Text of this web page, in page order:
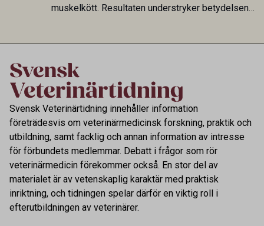
muskelkött. Resultaten understryker betydelsen
Svensk Veterinärtidning innehåller information
företrädesvis om veterinärmedicinsk forskning, praktik och
utbildning, samt facklig och annan information av intresse
för förbundets medlemmar. Debatt i frågor som rör
veterinärmedicin förekommer också. En stor del av
materialet är av vetenskaplig karaktär med praktisk
inriktning, och tidningen spelar därför en viktig roll i
efterutbildningen av veterinärer.